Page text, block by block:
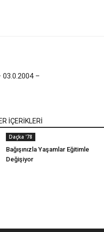
03.0.2004 –
İÇERİKLERİ
Daçka '78
Bağışınızla Yaşamlar Eğitimle
Değişiyor